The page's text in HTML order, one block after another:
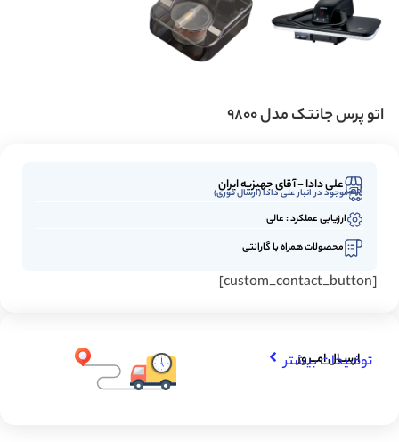
اتو پرس جانتک مدل 9800
علی دادا - آقای جهیزیه ایران
موجود در انبار علی دادا (ارسال فوری)
ارزیابی عملکرد : عالی
محصولات همراه با گارانتی
[custom_contact_button]
ارســال امـــروز
توضیحات بیشتر